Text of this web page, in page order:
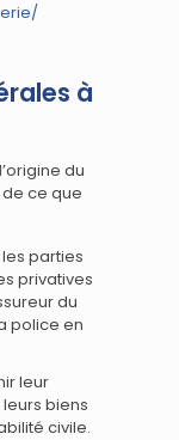
à
du
ce que
parties
privatives
du
police en
leur
biens
civile.